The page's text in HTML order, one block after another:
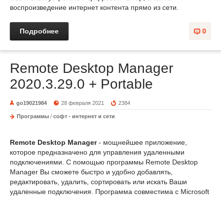
воспроизведение интернет контента прямо из сети.
0
Подробнее
Remote Desktop Manager
2020.3.29.0 + Portable
go19021984 28 февраля 2021 2384
Программы / софт - интернет и сети
Remote Desktop Manager- мощнейшее приложение,
которое предназначено для управления удаленными
подключениями. С помощью программы Remote Desktop
Manager Вы сможете быстро и удобно добавлять,
редактировать, удалить, сортировать или искать Ваши
удаленные подключения. Программа совместима с Microsoft